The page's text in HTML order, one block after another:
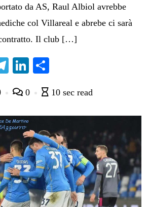
da AS, Raul Albiol avrebbe
col Villareal e abrebe ci sarà
Il club […]
Te
gr
a
m
Li
ed
In
di
vi
di
0 10 sec read